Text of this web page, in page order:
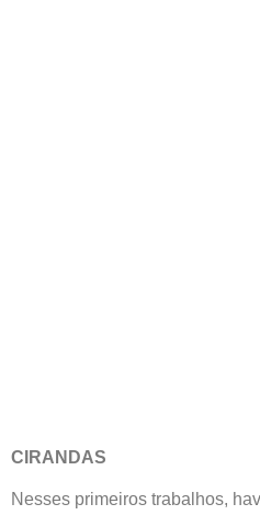
CIRANDAS
Nesses primeiros trabalhos,